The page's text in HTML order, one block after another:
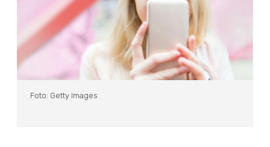
Foto: Getty Images